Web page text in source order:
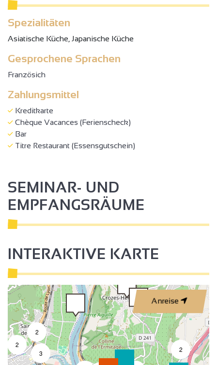
Spezialitäten
Asiatische Küche, Japanische Küche
Gesprochene Sprachen
Französich
Zahlungsmittel
Kreditkarte
Chèque Vacances (Ferienscheck)
Bar
Titre Restaurant (Essensgutschein)
SEMINAR- UND
EMPFANGSRÄUME
INTERAKTIVE KARTE
Anreise
2
2
2
3